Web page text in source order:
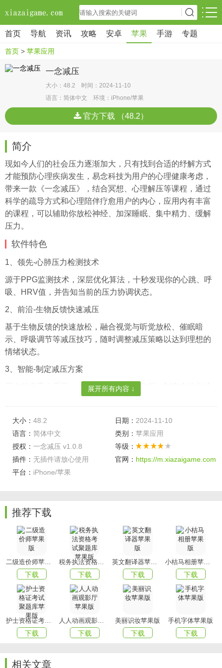
首页 导航 资讯 攻略 安卓 苹果 手游 专题
首页 > 苹果应用
一念减压
大小：48.2 时间：2024-11-10
语言：简体中文 环境：iPhone/苹果
官方下载 （48.2）
简介
现如今人们的社会压力逐渐加大，只有找到合适的纾解方式
才能预防心理疾病发生，易念科技为用户的心理健康考虑，
带来一款《一念减压》，结合冥想、心理解压等课程，通过
科学的疏导方式和心理陪伴疗愈用户的内心，应用内有丰富
的课程，可以辅助你放松神经、加深睡眠、集中精力、缓解
压力。
软件特色
1、领先-心肺压力检测技术
源于PPG监测技术，深层优化算法，十秒发现你的心跳、呼
吸、HRV值，并告知当前的压力协调状态。
2、前沿-生物反馈快速减压
基于生物反馈的快速放松，融合视觉与听觉放松、催眠暗
示、呼吸调节等减压技巧，随时调整减压策略以达到理想的
情绪状态。
3、智能-制定减压方案
压力状态千人千面，减压根据生理监测数据，制定个性化减
压方案和心理修复周期，全面保护身心，帮你击退亚健康。
4、专业-科学多样调理技巧
心理学博士、催眠大师和专业主播组成强大内容团队，提供
白噪音脑波音乐、呼吸调节技巧、压力和专注场景模拟还
原、减压小贴士等丰富多样专业调理技巧。
5、易学-实用高效教学方法
方法，不管你是小白还是老手，在这里总能让快速上手。
软件功能
1、场景化冥想课程；
考试、学习、工作、演讲、面试、通勤、跑步...
2、满足生活 方方面面各种需求；
3、可视化的数据日记；
4、每次练习自动储存，清晰记录每次练习时间；
软件亮点
展开所有内容 ↓
大小： 48.2 日期： 2024-11-10
语言： 简体中文 类别： 苹果应用
授权： 一念减压 v1.0.8
等级：
插件： 无插件请放心使用 官网： https://m.xiazaigame.com
平台： iPhone/苹果
推荐下载
二级造价师苹果版
下载
税务执法资格考试聚题库苹果版
下载
英文翻译器苹果版
下载
小桔马相册苹果版
下载
护士资格证考试聚题库苹果版
下载
人人动画观影厅苹果版
下载
美丽识妆苹果版
下载
手机字体苹果版
下载
相关文章